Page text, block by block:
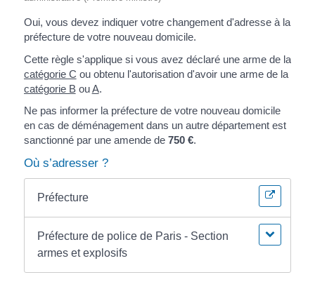
Oui, vous devez indiquer votre changement d'adresse à la
préfecture de votre nouveau domicile.
Cette règle s'applique si vous avez déclaré une arme de la
catégorie C ou obtenu l'autorisation d'avoir une arme de la
catégorie BouA.
Ne pas informer la préfecture de votre nouveau domicile
en cas de déménagement dans un autre département est
sanctionné par une amende de 750 €.
Où s’adresser ?
Préfecture
Préfecture de police de Paris - Section
armes et explosifs